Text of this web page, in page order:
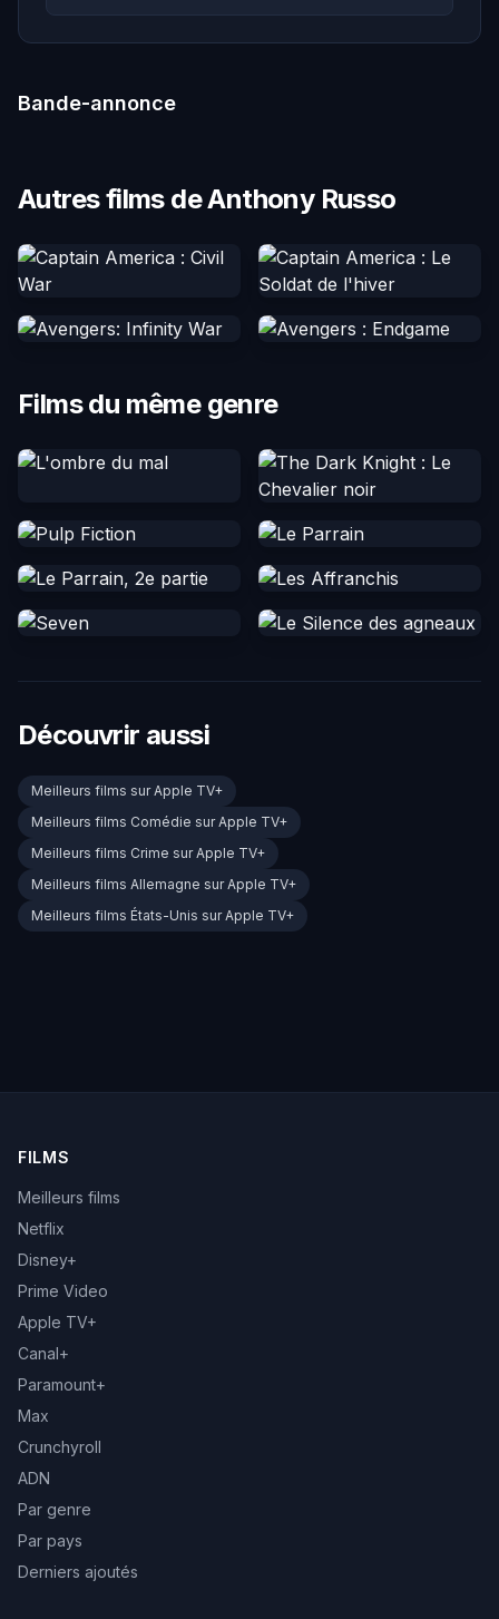
Bande-annonce
Autres films de Anthony Russo
Films du même genre
Découvrir aussi
Meilleurs films sur Apple TV+
Meilleurs films Comédie sur Apple TV+
Meilleurs films Crime sur Apple TV+
Meilleurs films Allemagne sur Apple TV+
Meilleurs films États-Unis sur Apple TV+
FILMS
Meilleurs films
Netflix
Disney+
Prime Video
Apple TV+
Canal+
Paramount+
Max
Crunchyroll
ADN
Par genre
Par pays
Derniers ajoutés